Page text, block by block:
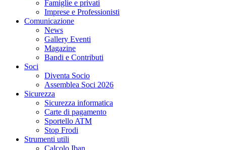
Famiglie e privati
Imprese e Professionisti
Comunicazione
News
Gallery Eventi
Magazine
Bandi e Contributi
Soci
Diventa Socio
Assemblea Soci 2026
Sicurezza
Sicurezza informatica
Carte di pagamento
Sportello ATM
Stop Frodi
Strumenti utili
Calcolo Iban